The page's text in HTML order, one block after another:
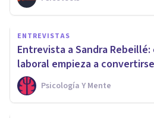
ENTREVISTAS
Entrevista a Sandra
laboral empieza a
Psicología Y Mente